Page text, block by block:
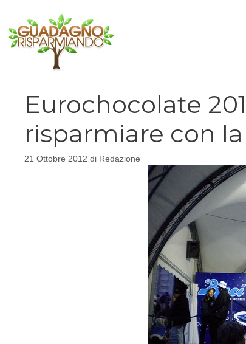
contenuto
Eurochocolate
risparmiare con
21 Ottobre 2012 di Redazione